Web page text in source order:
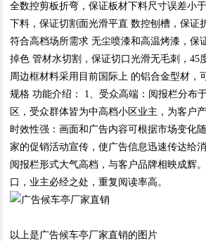
全数控剪板折弯，保证板材下料尺寸误差小
下料，保证切割面光滑平直 数控刨槽，保证
符合高档场所需求 无尘喷漆和高温烤漆，保
掉色 管材水切割，保证切口光滑无毛刺，45
周边框材料采用目前国际上 的铝合金型材，
规格 功能介绍： 1、受众高端：阅报栏分布
区，受众群体皆为中高档小区业主，为客户
时效性强：画面和广告内容可根据市场变化
家的促销活动宣传，使广告信息迅速传达给
阅报栏形式大气高档，与客户品牌相映成辉
口，业主必经之处，重复阅读率高。
以上是广告候车亭厂家直销的图片